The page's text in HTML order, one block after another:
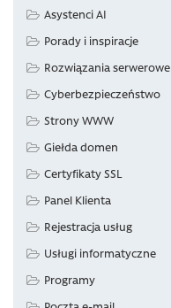
Asystenci AI
Porady i inspiracje
Rozwiązania serwerowe
Cyberbezpieczeństwo
Strony WWW
Giełda domen
Certyfikaty SSL
Panel Klienta
Rejestracja usług
Usługi informatyczne
Programy